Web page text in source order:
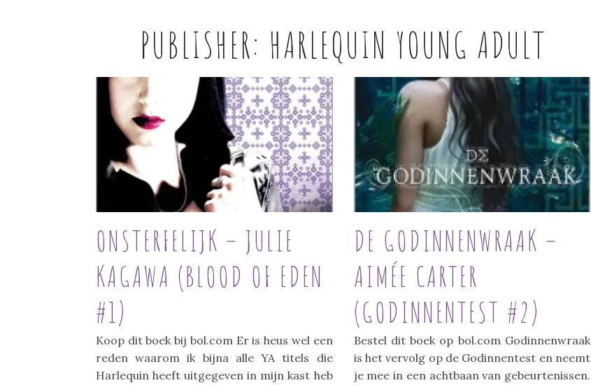
PUBLISHER: HARLEQUIN YOUNG ADULT
ONSTERFELIJK – JULIE
KAGAWA (BLOOD OF EDEN
#1)
Koop dit boek bij bol.com Er is heus wel een
reden waarom ik bijna alle YA titels die
Harlequin heeft uitgegeven in mijn kast heb
DE GODINNENWRAAK –
AIMÉE CARTER
(GODINNENTEST #2)
Bestel dit boek op bol.com Godinnenwraak
is het vervolg op de Godinnentest en neemt
je mee in een achtbaan van gebeurtenissen.